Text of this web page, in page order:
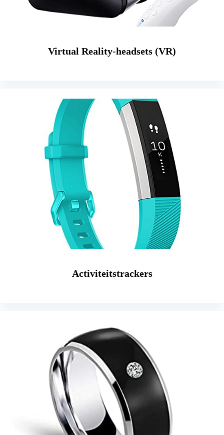
Virtual Reality-headsets (VR)
Activiteitstrackers